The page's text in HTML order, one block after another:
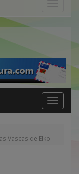
Toggle
navigation
Vascas de Elko